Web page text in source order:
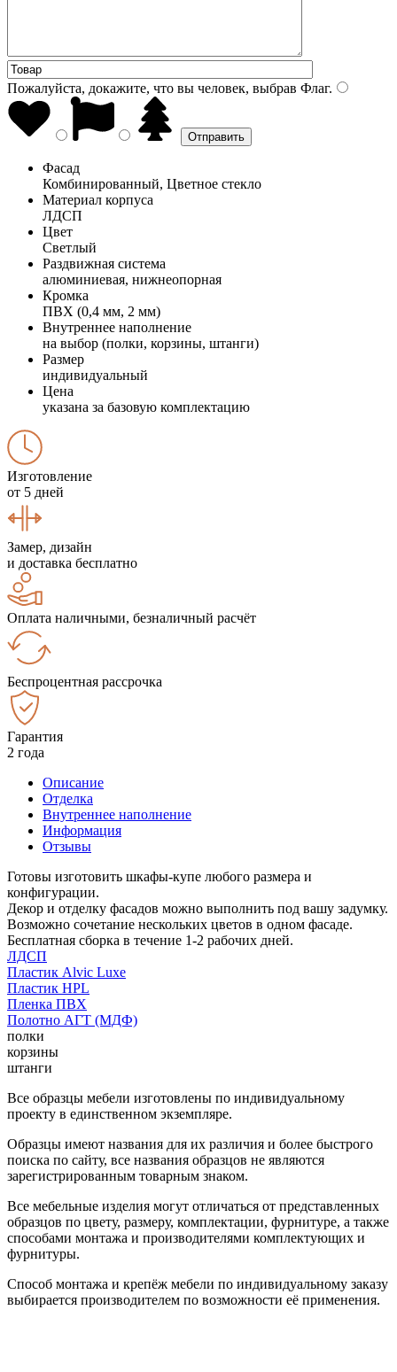
Пожалуйста, докажите, что вы человек, выбрав Флаг.
Фасад
Комбинированный, Цветное стекло
Материал корпуса
ЛДСП
Цвет
Светлый
Раздвижная система
алюминиевая, нижнеопорная
Кромка
ПВХ (0,4 мм, 2 мм)
Внутреннее наполнение
на выбор (полки, корзины, штанги)
Размер
индивидуальный
Цена
указана за базовую комплектацию
Изготовление
от 5 дней
Замер, дизайн
и доставка бесплатно
Оплата наличными, безналичный расчёт
Беспроцентная рассрочка
Гарантия
2 года
Описание
Отделка
Внутреннее наполнение
Информация
Отзывы
Готовы изготовить шкафы-купе любого размера и
конфигурации.
Декор и отделку фасадов можно выполнить под вашу задумку.
Возможно сочетание нескольких цветов в одном фасаде.
Бесплатная сборка в течение 1-2 рабочих дней.
ЛДСП
Пластик Alvic Luxe
Пластик HPL
Пленка ПВХ
Полотно АГТ (МДФ)
полки
корзины
штанги
Все образцы мебели изготовлены по индивидуальному
проекту в единственном экземпляре.
Образцы имеют названия для их различия и более быстрого
поиска по сайту, все названия образцов не являются
зарегистрированным товарным знаком.
Все мебельные изделия могут отличаться от представленных
образцов по цвету, размеру, комплектации, фурнитуре, а также
способами монтажа и производителями комплектующих и
фурнитуры.
Способ монтажа и крепёж мебели по индивидуальному заказу
выбирается производителем по возможности её применения.